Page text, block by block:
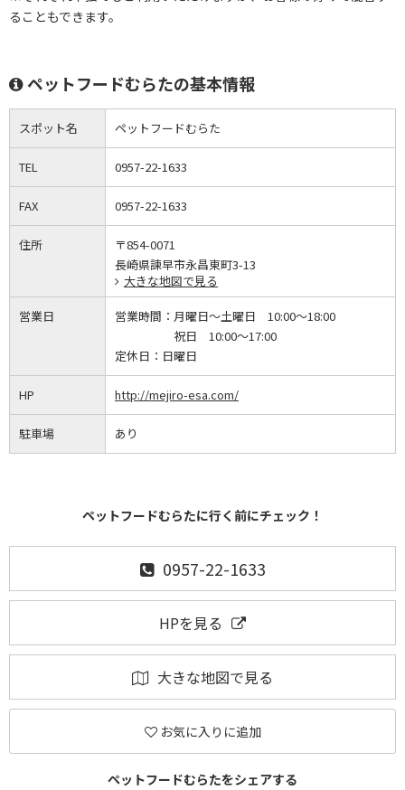
ることもできます。
ペットフードむらたの基本情報
スポット名 ペットフードむらた
TEL 0957-22-1633
FAX 0957-22-1633
住所
〒854-0071
長崎県諫早市永昌東町3-13
大きな地図で見る
営業日 営業時間： 月曜日～土曜日 10:00～18:00
祝日 10:00～17:00
定休日： 日曜日
HP http://mejiro-esa.com/
駐車場 あり
ペットフードむらたに行く前にチェック！
0957-22-1633
HPを見る
大きな地図で見る
お気に入りに追加
ペットフードむらたをシェアする